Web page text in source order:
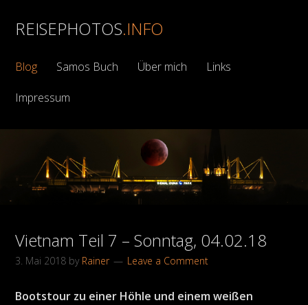
REISEPHOTOS.INFO
Blog Samos Buch Über mich Links
Impressum
Vietnam Teil 7 – Sonntag, 04.02.18
3. Mai 2018 by Rainer Leave a Comment
Bootstour zu einer Höhle und einem weißen